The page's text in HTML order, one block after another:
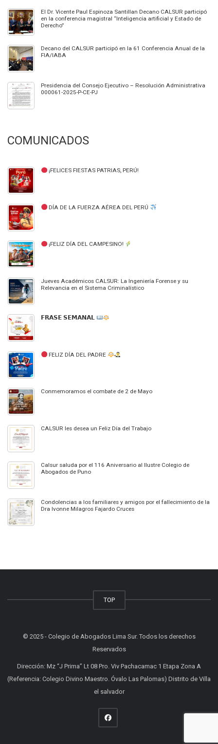
El Dr. Vicente Paul Espinoza Santillan Decano CALSUR participó
en la conferencia magistral “Inteligencia artificial y Estado de
Derecho”
Decano del CALSUR participó en la 61 Conferencia Anual de la
FIA/IABA
Presidencia del Consejo Ejecutivo – Resolución Administrativa
000061-2025-P-CE-PJ
COMUNICADOS
¡FELICES FIESTAS PATRIAS, PERÚ!
DÍA DE LA FUERZA AÉREA DEL PERÚ
¡FELIZ DÍA DEL CAMPESINO!
Jueves Académicos CALSUR: La Ingeniería Forense y su
Relevancia en el Sistema Criminalístico
𝗙𝗥𝗔𝗦𝗘 𝗦𝗘𝗠𝗔𝗡𝗔𝗟
FELIZ DÍA DEL PADRE
Conmemoramos el combate de 2 de Mayo
CALSUR les desea un Feliz Día del Trabajo
Calsur saluda por el 116 Aniversario al Ilustre Colegio de
Abogados de Puno
Condolencias a los familiares y amigos por el fallecimiento de la
Dra Ivonne Milagros Fajardo Cruces
TOP
© 2025 - Colegio de Abogados Lima Sur. Todos los derechos
Reservados
Dirección: Mz “J Prima” Lt 08 Pro. Viv Pachacamac 1 Etapa Zona A
(Referencia: Colegio Divino Maestro. Óvalo Las Palomas) Distrito de Villa
el salvador